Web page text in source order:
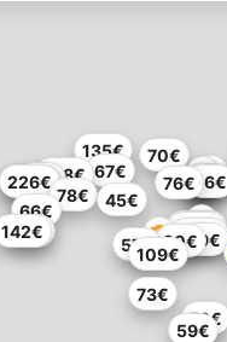
109€
76€
150€
90€
56€
67€
209€
99€
73€
57€
46€
108€
204€
142€
78€
70€
67€
66€
45€
135€
226€
59€
109€
79€
59€